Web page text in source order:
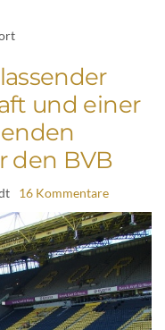
und einer
den BVB
16 Kommentare